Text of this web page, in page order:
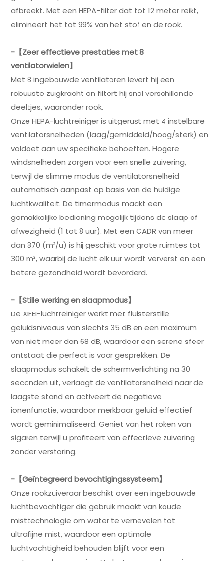
afbreekt. Met een HEPA-filter dat tot 12 meter reikt,
elimineert het tot 99% van het stof en de rook.
-【Zeer effectieve prestaties met 8
ventilatorwielen】
Met 8 ingebouwde ventilatoren levert hij een
robuuste zuigkracht en filtert hij snel verschillende
deeltjes, waaronder rook.
Onze HEPA-luchtreiniger is uitgerust met 4 instelbare
ventilatorsnelheden (laag/gemiddeld/hoog/sterk) en
voldoet aan uw specifieke behoeften. Hogere
windsnelheden zorgen voor een snelle zuivering,
terwijl de slimme modus de ventilatorsnelheid
automatisch aanpast op basis van de huidige
luchtkwaliteit. De timermodus maakt een
gemakkelijke bediening mogelijk tijdens de slaap of
afwezigheid (1 tot 8 uur). Met een CADR van meer
dan 870 (m³/u) is hij geschikt voor grote ruimtes tot
300 m², waarbij de lucht elk uur wordt ververst en een
betere gezondheid wordt bevorderd.
-【Stille werking en slaapmodus】
De XIFEI-luchtreiniger werkt met fluisterstille
geluidsniveaus van slechts 35 dB en een maximum
van niet meer dan 68 dB, waardoor een serene sfeer
ontstaat die perfect is voor gesprekken. De
slaapmodus schakelt de schermverlichting na 30
seconden uit, verlaagt de ventilatorsnelheid naar de
laagste stand en activeert de negatieve
ionenfunctie, waardoor merkbaar geluid effectief
wordt geminimaliseerd. Geniet van het roken van
sigaren terwijl u profiteert van effectieve zuivering
zonder verstoring.
-【Geïntegreerd bevochtigingssysteem】
Onze rookzuiveraar beschikt over een ingebouwde
luchtbevochtiger die gebruik maakt van koude
misttechnologie om water te vernevelen tot
ultrafijne mist, waardoor een optimale
luchtvochtigheid behouden blijft voor een